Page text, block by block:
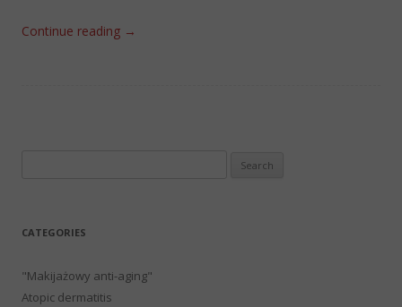
Continue reading →
CATEGORIES
"Makijażowy anti-aging"
Atopic dermatitis